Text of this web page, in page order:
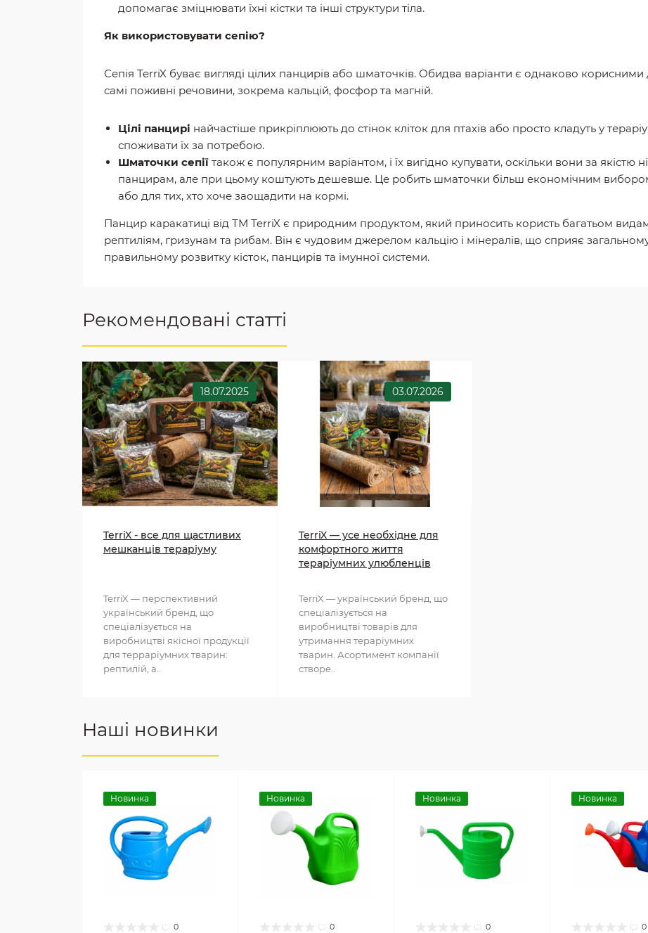
допомагає зміцнювати їхні кістки та інші структури тіла.
Як використовувати сепію?
Сепія TerriX буває вигляді цілих панцирів або шматочків. Обидва варіанти є однаково корисними
самі поживні речовини, зокрема кальцій, фосфор та магній.
Цілі панцирі найчастіше прикріплюють до стінок кліток для птахів або просто кладуть у
споживати їх за потребою.
Шматочки сепії також є популярним варіантом, і їх вигідно купувати, оскільки вони за якістю
панцирам, але при цьому коштують дешевше. Це робить шматочки більш економічним вибором
або для тих, хто хоче заощадити на кормі.
Панцир каракатиці від ТМ TerriX є природним продуктом, який приносить користь багатьом
рептиліям, гризунам та рибам. Він є чудовим джерелом кальцію і мінералів, що сприяє
правильному розвитку кісток, панцирів та імунної системи.
Рекомендовані статті
18.07.2025
TerriX - все для щастливих
мешканців тераріуму
TerriX — перспективний
український бренд, що
спеціалізується на
виробництві якісної продукції
для терраріумних тварин:
рептилій, а..
03.07.2026
TerriX — усе необхідне для
комфортного життя
тераріумних улюбленців
TerriX — український бренд, що
спеціалізується на
виробництві товарів для
утримання тераріумних
тварин. Асортимент компанії
створе..
Наші новинки
Новинка
0
Новинка
0
Новинка
0
Новинка
0